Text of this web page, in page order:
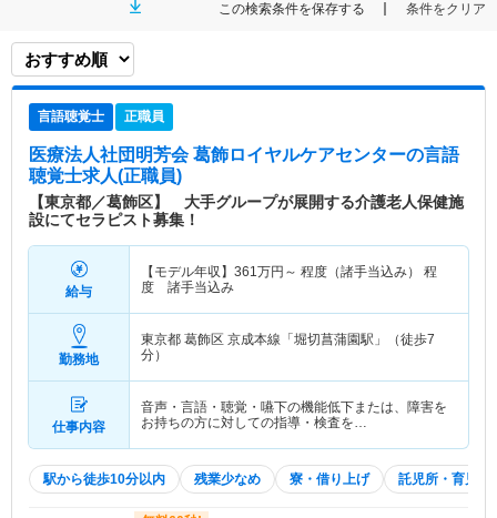
この検索条件を保存する 条件をクリア
言語聴覚士 正職員
医療法人社団明芳会 葛飾ロイヤルケアセンターの言語
聴覚士求人(正職員)
【東京都／葛飾区】 大手グループが展開する介護老人保健施
設にてセラピスト募集！
給与
【モデル年収】 361万円～ 程度（諸手当込み） 程
度 諸手当込み
勤務地
東京都 葛飾区 京成本線「堀切菖蒲園駅」（徒歩7
分）
仕事内容
音声・言語・聴覚・嚥下の機能低下または、障害を
お持ちの方に対しての指導・検査を…
駅から徒歩10分以内 残業少なめ 寮・借り上げ 託児所・育児補